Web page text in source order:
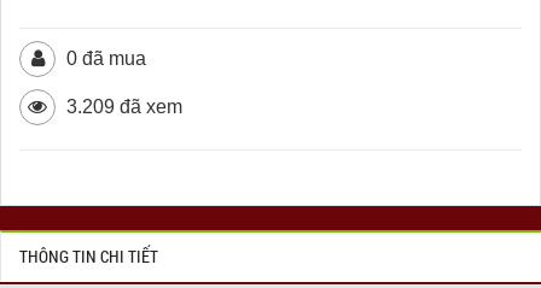
0 đã mua
3.209 đã xem
THÔNG TIN CHI TIẾT